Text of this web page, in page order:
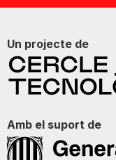
Un projecte de
Amb el suport de